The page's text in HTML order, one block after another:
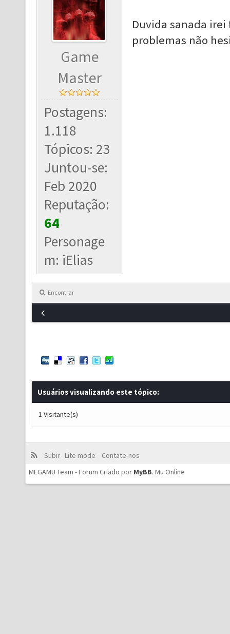
Game
Master
Postagens:
1.118
Tópicos: 23
Juntou-se:
Feb 2020
Reputação:
64
Personage
m: iElias
Duvida sanada
problemas não
Encontrar
Usuários visualizando este tópico:
1 Visitante(s)
Subir Lite mode
Contate-nos
MEGAMU Team - Forum Criado por MyBB. Mu Online